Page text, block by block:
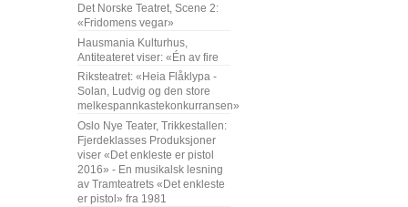
Det Norske Teatret, Scene 2:
«Fridomens vegar»
Hausmania Kulturhus,
Antiteateret viser: «Én av fire
Riksteatret: «Heia Flåklypa -
Solan, Ludvig og den store
melkespannkastekonkurransen»
Oslo Nye Teater, Trikkestallen:
Fjerdeklasses Produksjoner
viser «Det enkleste er pistol
2016» - En musikalsk lesning
av Tramteatrets «Det enkleste
er pistol» fra 1981